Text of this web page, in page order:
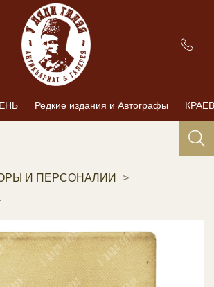
Редкие издания и Автографы
И ПЕРСОНАЛИИ